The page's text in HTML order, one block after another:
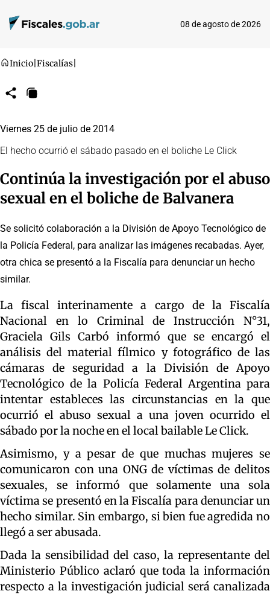
08 de agosto de 2026
Inicio Fiscalías
CompartirCopiar
Viernes 25 de julio de 2014
El hecho ocurrió el sábado pasado en el boliche Le Click
Continúa la investigación por el abuso
sexual en el boliche de Balvanera
Se solicitó colaboración a la División de Apoyo Tecnológico de
la Policía Federal, para analizar las imágenes recabadas. Ayer,
otra chica se presentó a la Fiscalía para denunciar un hecho
similar.
La fiscal interinamente a cargo de la Fiscalía
Nacional en lo Criminal de Instrucción N°31,
Graciela Gils Carbó informó que se encargó el
análisis del material fílmico y fotográfico de las
cámaras de seguridad a la División de Apoyo
Tecnológico de la Policía Federal Argentina para
intentar estableces las circunstancias en la que
ocurrió el abuso sexual a una joven ocurrido el
sábado por la noche en el local bailable Le Click.
Asimismo, y a pesar de que muchas mujeres se
comunicaron con una ONG de víctimas de delitos
sexuales, se informó que solamente una sola
víctima se presentó en la Fiscalía para denunciar un
hecho similar. Sin embargo, si bien fue agredida no
llegó a ser abusada.
Dada la sensibilidad del caso, la representante del
Ministerio Público aclaró que toda la información
respecto a la investigación judicial será canalizada